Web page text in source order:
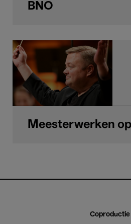
BNO
Meesterwerken
Coproductie